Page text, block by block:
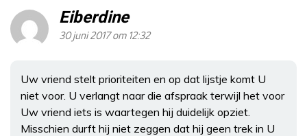
Eiberdine
30 juni 2017 om 12:32
Uw vriend stelt prioriteiten en op dat lijstje komt U
niet voor. U verlangt naar die afspraak terwijl het voor
Uw vriend iets is waartegen hij duidelijk opziet.
Misschien durft hij niet zeggen dat hij geen trek in U